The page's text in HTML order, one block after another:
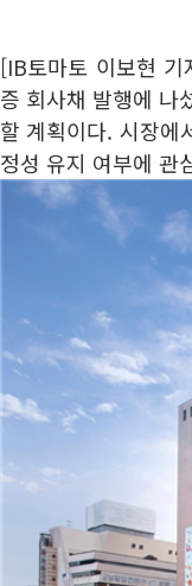
[IB토마토 이보현 기
증 회사채 발행에 나
할 계획이다. 시장에
정성 유지 여부에 관